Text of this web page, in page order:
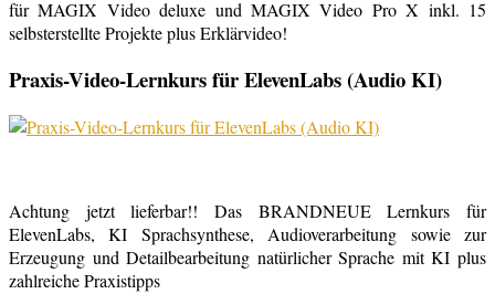
für MAGIX Video deluxe und MAGIX Video Pro X inkl. 15
selbsterstellte Projekte plus Erklärvideo!
Praxis-Video-Lernkurs für ElevenLabs (Audio KI)
Achtung jetzt lieferbar!! Das BRANDNEUE Lernkurs für
ElevenLabs, KI Sprachsynthese, Audioverarbeitung sowie zur
Erzeugung und Detailbearbeitung natürlicher Sprache mit KI plus
zahlreiche Praxistipps